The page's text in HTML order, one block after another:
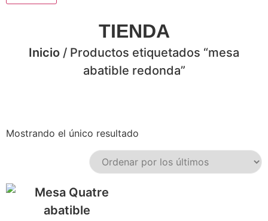
TIENDA
Inicio / Productos etiquetados “mesa
abatible redonda”
Mostrando el único resultado